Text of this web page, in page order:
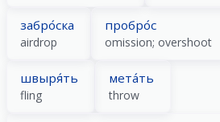
забро́ска
airdrop
пробро́с
omission; overshoot
швыря́ть
fling
мета́ть
throw